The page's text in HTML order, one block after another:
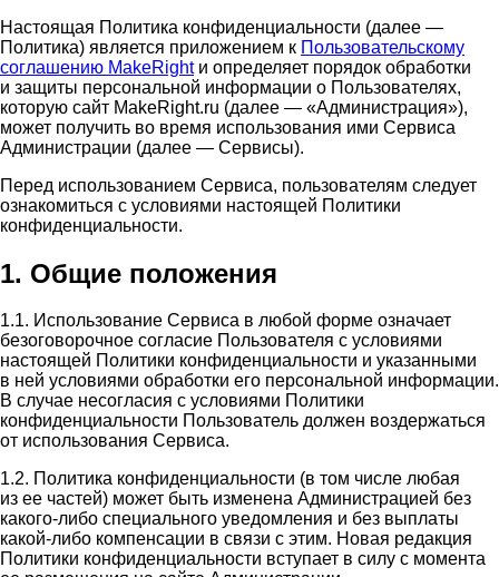
Настоящая Политика конфиденциальности (далее —
Политика) является приложением к Пользовательскому
соглашению MakeRightи определяет порядок обработки
и защиты персональной информации о Пользователях,
которую сайт MakeRight.ru (далее — «Администрация»),
может получить во время использования ими Cервиса
Администрации (далее — Сервисы).
Перед использованием Сервиса, пользователям следует
ознакомиться с условиями настоящей Политики
конфиденциальности.
1. Общие положения
1.1. Использование Сервиса в любой форме означает
безоговорочное согласие Пользователя с условиями
настоящей Политики конфиденциальности и указанными
в ней условиями обработки его персональной информации.
В случае несогласия с условиями Политики
конфиденциальности Пользователь должен воздержаться
от использования Сервиса.
1.2. Политика конфиденциальности (в том числе любая
из ее частей) может быть изменена Администрацией без
какого-либо специального уведомления и без выплаты
какой-либо компенсации в связи с этим. Новая редакция
Политики конфиденциальности вступает в силу с момента